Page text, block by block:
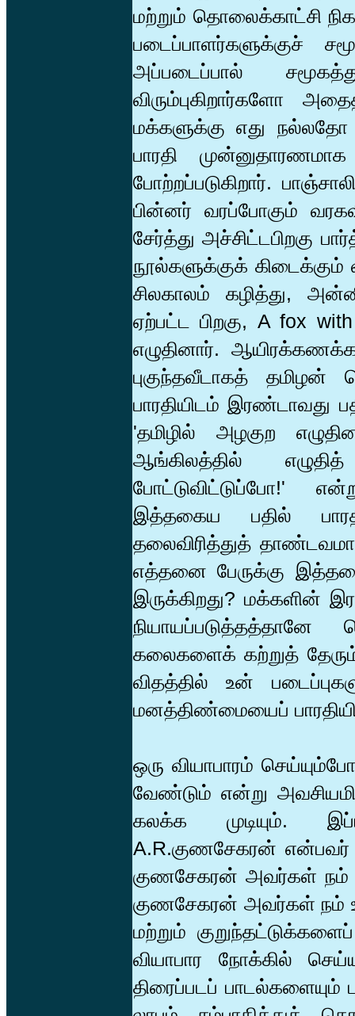
மற்றும் தொலைக்காட்சி
படைப்பாளர்களுக்குச்
அப்படைப்பால்
விரும்புகிறார்களோ
மக்களுக்கு எது
பாரதி
போற்றப்படுகிறார்.
பின்னர் வரப்போகும்
சேர்த்து அச்சிட்டபிறகு
நூல்களுக்குக் கிடைக்கும்
சிலகாலம் கழித்து,
ஏற்பட்ட பிறகு, A fox
எழுதினார்.
புகுந்தவீடாகத் தமிழன்
பாரதியிடம் இரண்டாவது
'தமிழில் அழகுற
ஆங்கிலத்தில்
போட்டுவிட்டுப்போ!'
இத்தகைய பதில்
தலைவிரித்துத்
எத்தனை பேருக்கு
இருக்கிறது?
கலைகளைக் கற்றுத்
விதத்தில் உன்
மனத்திண்மையைப்
ஒரு வியாபாரம்
வேண்டும் என்று
கலக்க முடியும்.
A.R.குணசேகரன் என்பவர்
குணசேகரன் அவர்கள் நம்
குணசேகரன் அவர்கள் நம்
மற்றும்
வியாபார நோக்கில்
திரைப்படப் பாடல்களையும்